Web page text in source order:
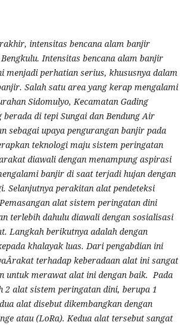
intensitas bencana alam banjir
Intensitas bencana alam banjir
menjadi perhatian serius, khususnya dalam
Salah satu area yang kerap mengalami
Sidomulyo, Kecamatan Gading
berada di tepi Sungai dan Bendung Air
sebagai upaya pengurangan banjir pada
teknologi maju sistem peringatan
diawali dengan menampung aspirasi
banjir di saat terjadi hujan dengan
Selanjutnya perakitan alat pendeteksi
alat sistem peringatan dini
terlebih dahulu diawali dengan sosialisasi
Langkah berikutnya adalah dengan
khalayak luas. Dari pengabdian ini
terhadap keberadaan alat ini sangat
untuk merawat alat ini dengan baik. Pada
2 alat sistem peringatan dini, berupa 1
alat disebut dikembangkan dengan
atau (LoRa). Kedua alat tersebut sangat